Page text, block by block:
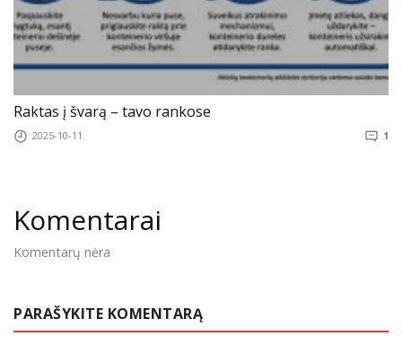
Raktas į švarą – tavo rankose
2025-10-11 1
Komentarai
Komentarų nėra
PARAŠYKITE KOMENTARĄ